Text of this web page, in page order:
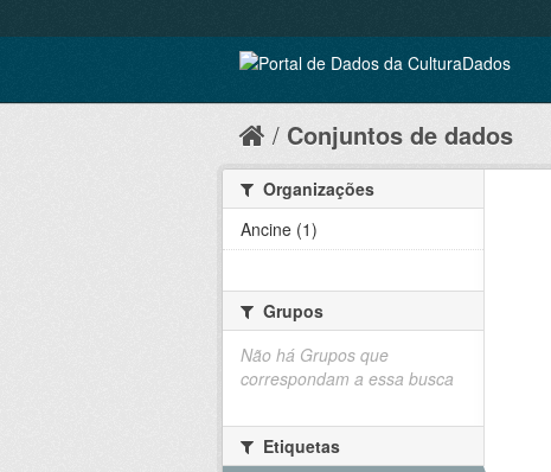
Conjuntos de dados
Organizações
Ancine (1)
Grupos
Não há Grupos que
correspondam a essa busca
Etiquetas